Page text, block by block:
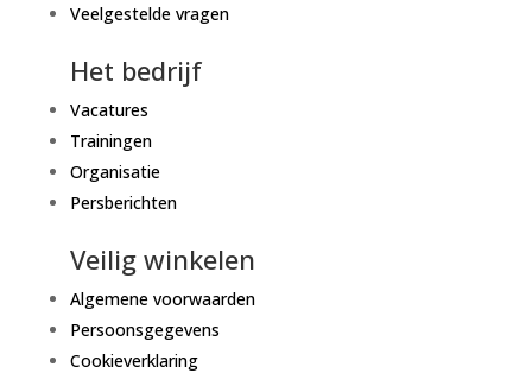
Veelgestelde vragen
Het bedrijf
Vacatures
Trainingen
Organisatie
Persberichten
Veilig winkelen
Algemene voorwaarden
Persoonsgegevens
Cookieverklaring